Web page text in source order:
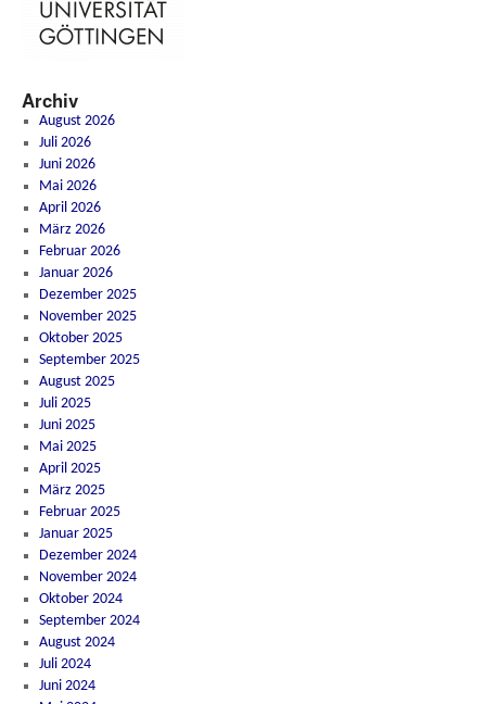
Archiv
August 2026
Juli 2026
Juni 2026
Mai 2026
April 2026
März 2026
Februar 2026
Januar 2026
Dezember 2025
November 2025
Oktober 2025
September 2025
August 2025
Juli 2025
Juni 2025
Mai 2025
April 2025
März 2025
Februar 2025
Januar 2025
Dezember 2024
November 2024
Oktober 2024
September 2024
August 2024
Juli 2024
Juni 2024